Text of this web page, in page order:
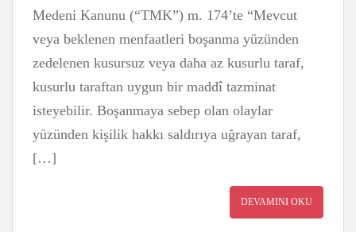
Medeni Kanunu (“TMK”) m. 174’te “Mevcut
veya beklenen menfaatleri boşanma yüzünden
zedelenen kusursuz veya daha az kusurlu taraf,
kusurlu taraftan uygun bir maddî tazminat
isteyebilir. Boşanmaya sebep olan olaylar
yüzünden kişilik hakkı saldırıya uğrayan taraf,
[…]
DEVAMINI OKU